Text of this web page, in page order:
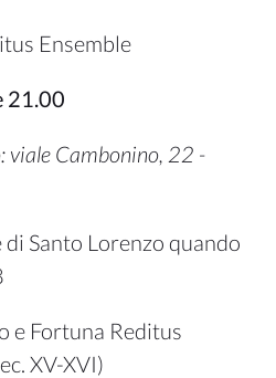
Ensemble
21.00
viale Cambonino, 22 -
Santo Lorenzo quando
e Fortuna Reditus
XV-XVI)